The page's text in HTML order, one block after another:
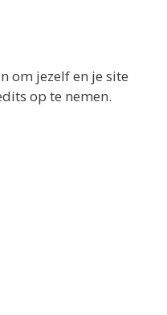
om jezelf en je site
op te nemen.